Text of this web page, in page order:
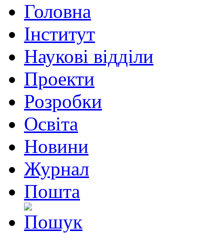
Головна
Інститут
Наукові відділи
Проекти
Розробки
Освіта
Новини
Журнал
Пошта